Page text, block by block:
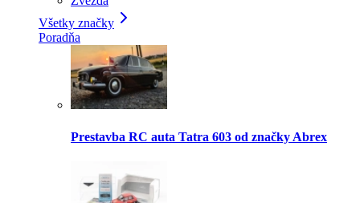
Všetky značky
Poradňa
Prestavba RC auta Tatra 603 od značky Abrex